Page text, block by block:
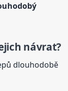
návrat?
dlouhodobě